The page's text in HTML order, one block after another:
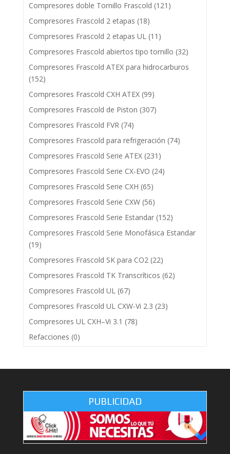
Compresores doble Tornillo Frascold (121)
Compresores Frascold 2 etapas (18)
Compresores Frascold 2 etapas UL (11)
Compresores Frascold abiertos tipo tornillo (32)
Compresores Frascold ATEX para hidrocarburos
(152)
Compresores Frascold CXH ATEX (99)
Compresores Frascold de Piston (307)
Compresores Frascold FVR (74)
Compresores Frascold para refrigeración (74)
Compresores Frascold Serie ATEX (231)
Compresores Frascold Serie CX-EVO (24)
Compresores Frascold Serie CXH (65)
Compresores Frascold Serie CXW (56)
Compresores Frascold Serie Estandar (152)
Compresores Frascold Serie Monofásica Estandar
(19)
Compresores Frascold SK para CO2 (22)
Compresores Frascold TK Transcríticos (62)
Compresores Frascold UL (67)
Compresores Frascold UL CXW-Vi 2.3 (23)
Compresores UL CXH–Vi 3.1 (78)
Refacciones (0)
PUBLICIDAD